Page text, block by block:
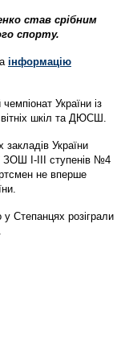
став срібним
спорту.
інформацію
України із
шкіл та ДЮСШ.
закладів України
ЗОШ І-ІІІ ступенів №4
не вперше
Степанцях розіграли